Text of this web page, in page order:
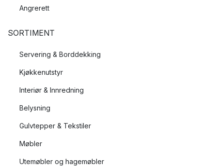
Angrerett
SORTIMENT
Servering & Borddekking
Kjøkkenutstyr
Interiør & Innredning
Belysning
Gulvtepper & Tekstiler
Møbler
Utemøbler og hagemøbler